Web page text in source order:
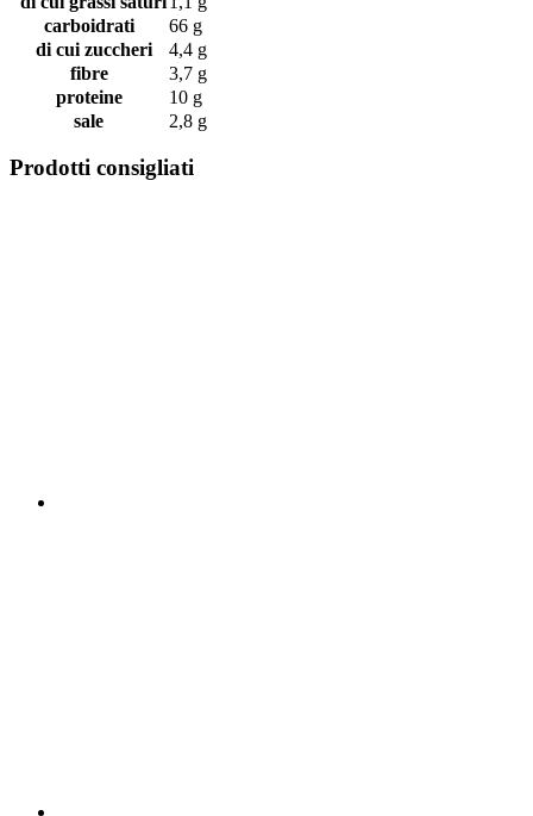
carboidrati
66 g
di cui zuccheri
4,4 g
fibre
3,7 g
proteine
10 g
sale
2,8 g
Prodotti consigliati